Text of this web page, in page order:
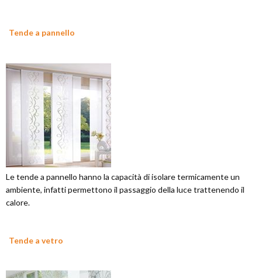
Tende a pannello
Le tende a pannello hanno la capacità di isolare termicamente un
ambiente, infatti permettono il passaggio della luce trattenendo il
calore.
Tende a vetro